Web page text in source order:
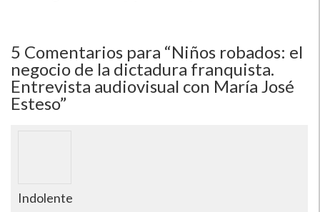
5 Comentarios para “Niños robados: el
negocio de la dictadura franquista.
Entrevista audiovisual con Marí­a José
Esteso”
Indolente